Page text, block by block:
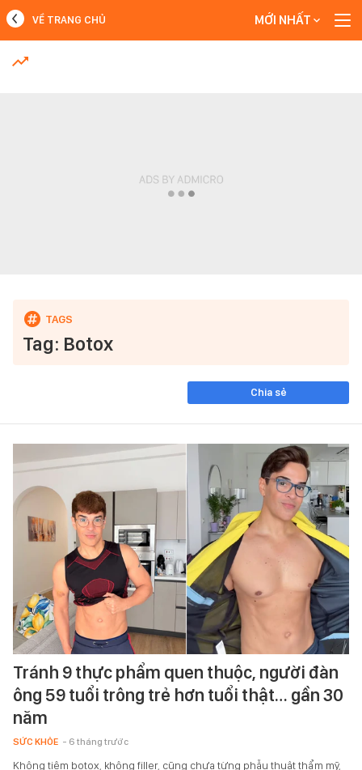
MỚI NHẤT
VỀ TRANG CHỦ MỚI NHẤT
Tag: Botox
Chia sẻ
Tránh 9 thực phẩm quen thuộc, người đàn
ông 59 tuổi trông trẻ hơn tuổi thật… gần 30
năm
SỨC KHỎE - 6 tháng trước
Không tiêm botox, không filler, cũng chưa từng phẫu thuật thẩm mỹ,